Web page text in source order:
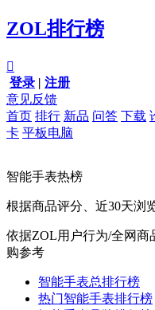
ZOL排行榜

登录 | 注册
意见反馈
首页 排行 新品 问答 下载
卡 平板电脑
智能手表热榜
根据商品评分、近30天浏
依据ZOL用户行为/全网商
购参考
智能手表总排行榜
热门智能手表排行榜